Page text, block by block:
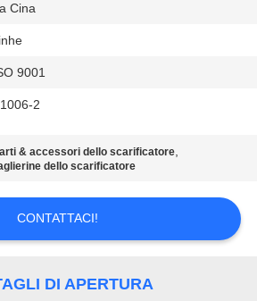
Cina
9001
2
& accessori dello scarificatore,
dello scarificatore
CONTATTACI!
DI APERTURA